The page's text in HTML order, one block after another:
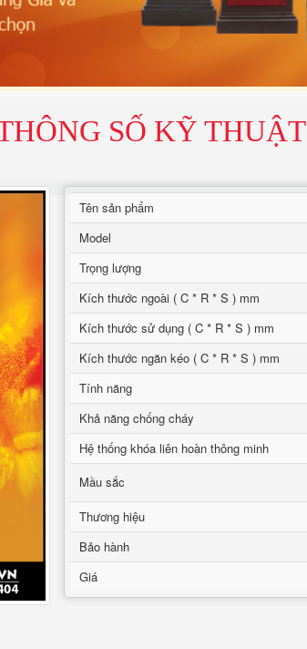
SỐ KỸ THUẬT
Tên sản phẩm
Model
Trọng lượng
Kích thước ngoài ( C * R * S ) mm
Kích thước sử dụng ( C * R * S ) mm
Kích thước ngăn kéo ( C * R * S ) mm
Tính năng
Khả năng chống cháy
Hệ thống khóa liên hoàn thông minh
Mầu sắc
Thương hiệu
Bảo hành
Giá